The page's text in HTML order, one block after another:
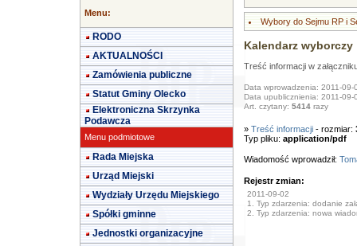
Menu:
RODO
AKTUALNOŚCI
Zamówienia publiczne
Statut Gminy Olecko
Elektroniczna Skrzynka
Podawcza
Menu podmiotowe
Rada Miejska
Urząd Miejski
Wydziały Urzędu Miejskiego
Spółki gminne
Jednostki organizacyjne
Wybory do Sejmu RP i
Kalendarz wyborczy
Treść informacji w
Data wprowadzenia: 2011-09-
Data upublicznienia: 2011-09-
Art. czytany: 5414razy
» Treść informacji- rozmiar:
Typ pliku: application/pdf
Wiadomość wprowadził:
Rejestr zmian:
2011-09-02
1. Typ zdarzenia: dodanie
2. Typ zdarzenia: nowa